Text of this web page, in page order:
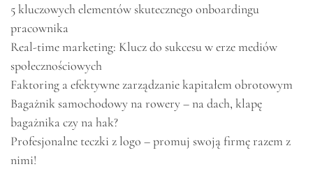
5 kluczowych elementów skutecznego onboardingu
pracownika
Real-time marketing: Klucz do sukcesu w erze mediów
społecznościowych
Faktoring a efektywne zarządzanie kapitałem obrotowym
Bagażnik samochodowy na rowery – na dach, klapę
bagażnika czy na hak?
Profesjonalne teczki z logo – promuj swoją firmę razem z
nimi!